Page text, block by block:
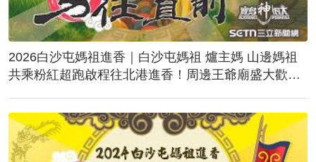
2026白沙屯媽祖進香｜白沙屯媽祖 爐主媽 山邊媽祖
共乘粉紅超跑啟程往北港進香！周邊王爺廟盛大歡